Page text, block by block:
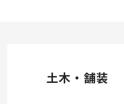
土木・舗装